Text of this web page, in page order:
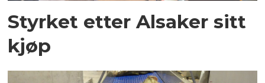
Styrket etter Alsaker sitt
kjøp